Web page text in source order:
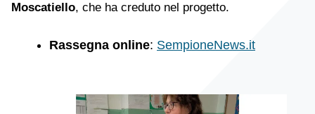
Moscatiello, che ha creduto nel progetto.
Rassegna online: SempioneNews.it